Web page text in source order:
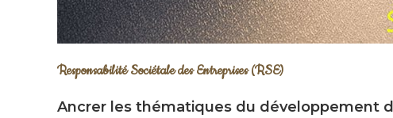
Responsabilité Sociétale des Entreprises (RSE)
Ancrer les thématiques du développement